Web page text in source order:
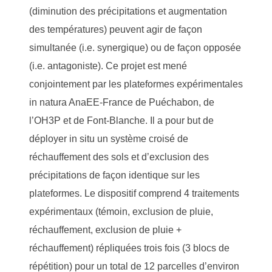
(diminution des précipitations et augmentation
des températures) peuvent agir de façon
simultanée (i.e. synergique) ou de façon opposée
(i.e. antagoniste). Ce projet est mené
conjointement par les plateformes expérimentales
in natura AnaEE-France de Puéchabon, de
l’OH3P et de Font-Blanche. Il a pour but de
déployer in situ un système croisé de
réchauffement des sols et d’exclusion des
précipitations de façon identique sur les
plateformes. Le dispositif comprend 4 traitements
expérimentaux (témoin, exclusion de pluie,
réchauffement, exclusion de pluie +
réchauffement) répliquées trois fois (3 blocs de
répétition) pour un total de 12 parcelles d’environ